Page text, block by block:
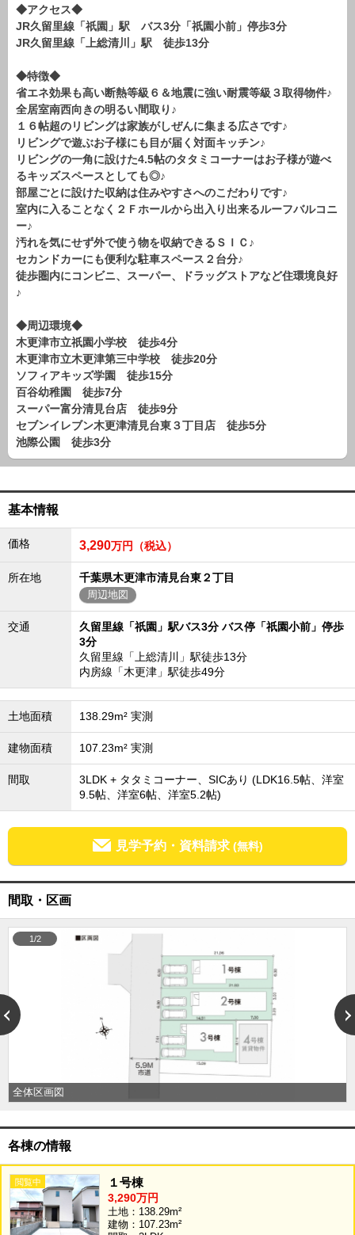
◆アクセス◆
JR久留里線「祇園」駅 バス3分「祇園小前」停歩3分
JR久留里線「上総清川」駅 徒歩13分
◆特徴◆
省エネ効果も高い断熱等級６＆地震に強い耐震等級３取得物件♪
全居室南西向きの明るい間取り♪
１６帖超のリビングは家族がしぜんに集まる広さです♪
リビングで遊ぶお子様にも目が届く対面キッチン♪
リビングの一角に設けた4.5帖のタタミコーナーはお子様が遊べ
るキッズスペースとしても◎♪
部屋ごとに設けた収納は住みやすさへのこだわりです♪
室内に入ることなく２Ｆホールから出入り出来るルーフバルコニ
ー♪
汚れを気にせず外で使う物を収納できるＳＩＣ♪
セカンドカーにも便利な駐車スペース２台分♪
徒歩圏内にコンビニ、スーパー、ドラッグストアなど住環境良好
♪
◆周辺環境◆
木更津市立祇園小学校 徒歩4分
木更津市立木更津第三中学校 徒歩20分
ソフィアキッズ学園 徒歩15分
百谷幼稚園 徒歩7分
スーパー富分清見台店 徒歩9分
セブンイレブン木更津清見台東３丁目店 徒歩5分
池際公園 徒歩3分
基本情報
価格 3,290万円（税込）
所在地 千葉県木更津市清見台東２丁目
周辺地図
交通
久留里線「祇園」駅バス3分 バス停「祇園小前」停歩
3分
久留里線「上総清川」駅徒歩13分
内房線「木更津」駅徒歩49分
土地面積 138.29m² 実測
建物面積 107.23m² 実測
間取
3LDK + タタミコーナー、SICあり (LDK16.5帖、洋室
9.5帖、洋室6帖、洋室5.2帖)
見学予約・資料請求 (無料)
間取・区画
全体区画図
1/2
各棟の情報
１号棟
3,290万円
土地：138.29m²
建物：107.23m²
売却査定
お問い合わせ サイトマップ
プライバシーポリシー
物件検索
新築一戸建
エリアから探す
路線から探す
中古一戸建
エリアから探す
路線から探す
マンション
エリアから探す
土 地
エリアから探す
路線から探す
エリアから物件検索
松戸･柏方面エリア
松戸･柏方面エリアの中古一戸建
松戸･柏方面エリアのマンション
松戸･柏方面エリアの土地
成田･銚子方面エリア
成田･銚子方面エリアの新築一戸建
成田･銚子方面エリアの中古一戸建
成田･銚子方面エリアのマンション
成田･銚子方面エリアの土地
四街道･佐倉･八千代方面エリア
四街道･佐倉･八千代方面エリアの新築一戸建
四街道･佐倉･八千代方面エリアの中古一戸建
四街道･佐倉･八千代方面エリアのマンション
船橋･市川･浦安方面エリア
船橋･市川･浦安方面エリアの新築一戸建
船橋･市川･浦安方面エリアの中古一戸建
船橋･市川･浦安方面エリアのマンション
船橋･市川･浦安方面エリアの土地
千葉市エリア
千葉市エリアの新築一戸建
千葉市エリアの中古一戸建
外房エリア
外房エリアの新築一戸建
外房エリアの中古一戸建
外房エリアのマンション
内房エリアの新築一戸建
内房エリアの中古一戸建
内房エリアのマンション
東京全域エリアの新築一戸建
神奈川全域エリア
神奈川全域エリアの新築一戸建
神奈川全域エリアの中古一戸建
神奈川全域エリアのマンション
神奈川全域エリアの土地